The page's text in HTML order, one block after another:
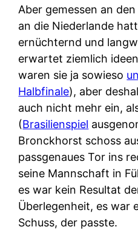
Aber gemessen an
an die Niederlande
ernüchternd und
erwartet ziemlich
waren sie ja sowieso
Halbfinale), aber
auch nicht mehr ein,
(Brasilienspiel
Bronckhorst schoss
passgenaues Tor ins
seine Mannschaft in
es war kein Resultat
Überlegenheit, es war
Schuss, der passte.